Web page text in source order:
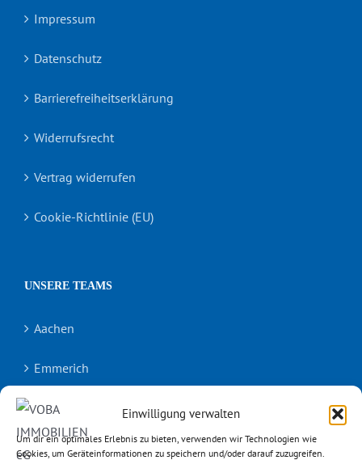
Einwilligung verwalten
Um dir ein optimales Erlebnis zu bieten, verwenden wir Technologien wie
Cookies, um Geräteinformationen zu speichern und/oder darauf zuzugreifen.
Impressum
Datenschutz
Barrierefreiheitserklärung
Widerrufsrecht
Vertrag widerrufen
Cookie-Richtlinie (EU)
UNSERE TEAMS
Aachen
Emmerich
Erkelenz
Geilenkirchen